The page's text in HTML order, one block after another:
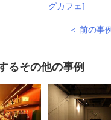
グカフェ]
＜ 前の事例
るその他の事例